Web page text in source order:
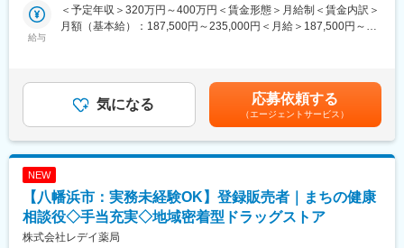
■現場から店舗運営まで段階的に成長できる環境：
レジ・商品管理などの基礎業務からスタートし、将来的には店長
地域のお客様との距離が近く、日々の接客や相談対応を通じて、
信頼される存在として働けます。
■安定した経営基盤のもと、長期的なキャリア形成が可能：
ツルハグループの一員として安定した基盤があり、腰を据えてキ
■労働組合があるので、安心して長く働ける仕組みがある：
職場での困りごとや意見を、労働組合を通じて会社に届けること
ができ、声を上げやすい環境があります。
まずは、レジ業務や商品管理などの基礎業務からスタートし、店
舗運営の基本を学んでいただきます。
・商品陳列・売場づくり
・発注・在庫管理
・売上・数値管理の補助
・スタッフのサポート業務
☆経験や適性に応じて、将来的にはスタッフの育成、
だく可能性があります。
＼仕事のやりがい／
レデイ薬局は、地域に密着したドラッグストアとして、
給与
＜予定年収＞320万円～400万円＜賃金形態＞月給制＜賃金内訳＞
月額（基本給）：187,500円～235,000円＜月給＞187,500円～
可能性があります。月給(月額)は固定手当を含めた表記です。
気になる 応募依頼する
（エージェントサービス）
NEW
【八幡浜市：実務未経験OK】登録販売者｜まちの健康
相談役◇手当充実◇地域密着型ドラッグストア
株式会社レデイ薬局